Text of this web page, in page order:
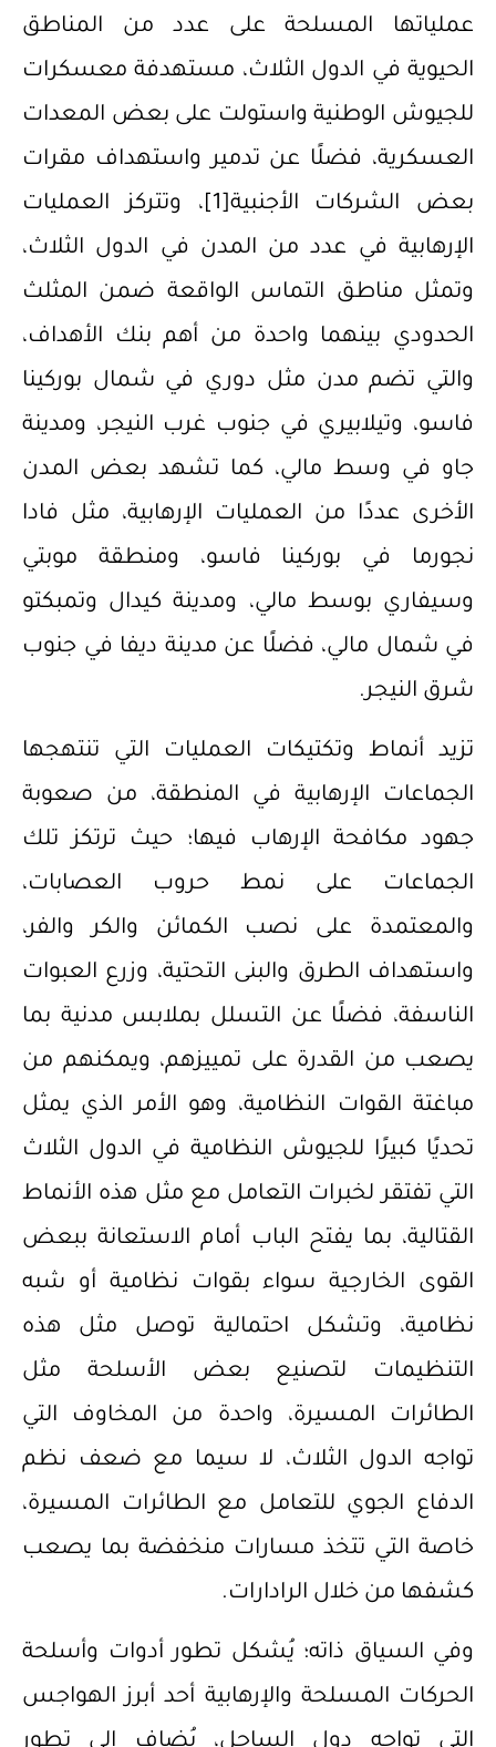
عملياتها المسلحة على عدد من المناطق
الحيوية في الدول الثلاث، مستهدفة معسكرات
للجيوش الوطنية واستولت على بعض المعدات
العسكرية، فضلًا عن تدمير واستهداف مقرات
بعض الشركات الأجنبية[1]
، وتتركز العمليات
الإرهابية في عدد من المدن في الدول الثلاث،
وتمثل مناطق التماس الواقعة ضمن المثلث
الحدودي بينهما واحدة من أهم بنك الأهداف،
والتي تضم مدن مثل دوري في شمال بوركينا
فاسو، وتيلابيري في جنوب غرب النيجر، ومدينة
جاو في وسط مالي، كما تشهد بعض المدن
الأخرى عددًا من العمليات الإرهابية، مثل فادا
نجورما في بوركينا فاسو، ومنطقة موبتي
وسيفاري بوسط مالي، ومدينة كيدال وتمبكتو
في شمال مالي، فضلًا عن مدينة ديفا في جنوب
شرق النيجر.
تزيد أنماط وتكتيكات العمليات التي تنتهجها
الجماعات الإرهابية في المنطقة، من صعوبة
جهود مكافحة الإرهاب فيها؛ حيث ترتكز تلك
الجماعات على نمط حروب العصابات،
والمعتمدة على نصب الكمائن والكر والفر،
واستهداف الطرق والبنى التحتية، وزرع العبوات
الناسفة، فضلًا عن التسلل بملابس مدنية بما
يصعب من القدرة على تمييزهم، ويمكنهم من
مباغتة القوات النظامية، وهو الأمر الذي يمثل
تحديًا كبيرًا للجيوش النظامية في الدول الثلاث
التي تفتقر لخبرات التعامل مع مثل هذه الأنماط
القتالية، بما يفتح الباب أمام الاستعانة ببعض
القوى الخارجية سواء بقوات نظامية أو شبه
نظامية، وتشكل احتمالية توصل مثل هذه
التنظيمات لتصنيع بعض الأسلحة مثل
الطائرات المسيرة، واحدة من المخاوف التي
تواجه الدول الثلاث، لا سيما مع ضعف نظم
الدفاع الجوي للتعامل مع الطائرات المسيرة،
خاصة التي تتخذ مسارات منخفضة بما يصعب
كشفها من خلال الرادارات.
وفي السياق ذاته؛ يُشكل تطور أدوات وأسلحة
الحركات المسلحة والإرهابية أحد أبرز الهواجس